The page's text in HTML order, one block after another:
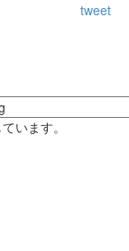
tweet
います。